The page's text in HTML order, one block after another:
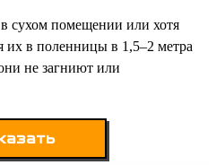
сухом помещении или хотя
их в поленницы в 1,5–2 метра
не загниют или